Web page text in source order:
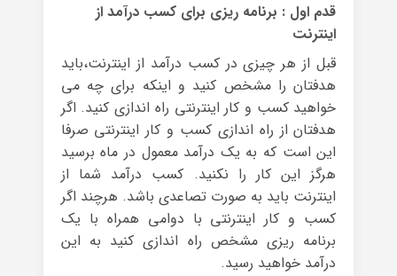
قدم اول : برنامه ریزی برای کسب درآمد از
اینترنت
قبل از هر چیزی در کسب درآمد از اینترنت،باید
هدفتان را مشخص کنید و اینکه برای چه می
خواهید کسب و کار اینترنتی راه اندازی کنید. اگر
هدفتان از راه اندازی کسب و کار اینترنتی صرفا
این است که به یک درآمد معمول در ماه برسید
هرگز این کار را نکنید. کسب درآمد شما از
اینترنت باید به صورت تصاعدی باشد. هرچند اگر
کسب و کار اینترنتی با دوامی همراه با یک
برنامه ریزی مشخص راه اندازی کنید به این
درآمد خواهید رسید.